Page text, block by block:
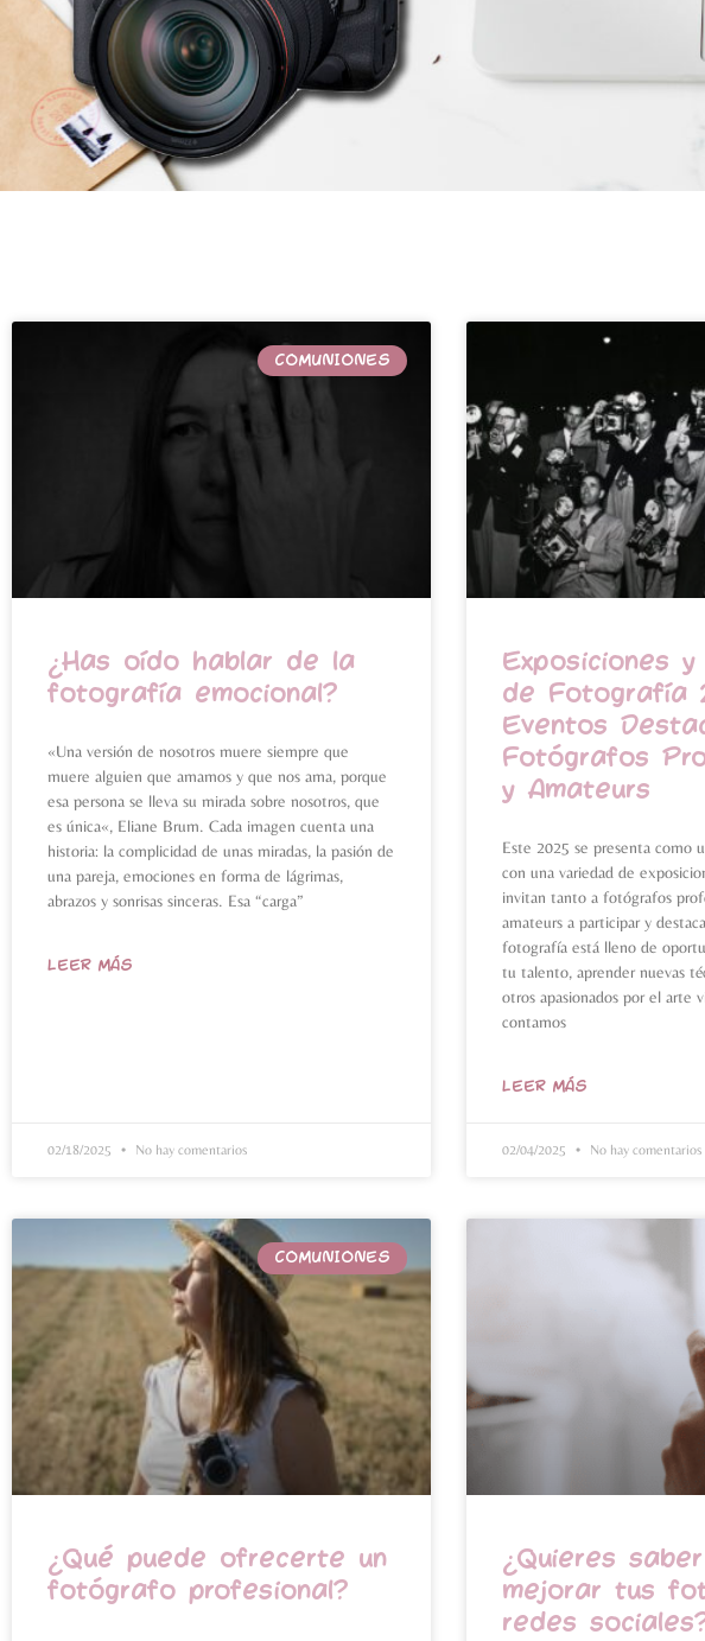
COMUNIONES
¿Has oído hablar de la
fotografía emocional?
«Una versión de nosotros muere siempre que
muere alguien que amamos y que nos ama, porque
esa persona se lleva su mirada sobre nosotros, que
es única«, Eliane Brum. Cada imagen cuenta una
historia: la complicidad de unas miradas, la pasión de
una pareja, emociones en forma de lágrimas,
abrazos y sonrisas sinceras. Esa “carga”
LEER MÁS
02/18/2025 No hay comentarios
Exposiciones y
de Fotografía
Eventos
Fotógrafos
y Amateurs
Este 2025 se presenta como
con una variedad de
invitan tanto a fotógrafos
amateurs a participar y
fotografía está lleno de
tu talento, aprender nuevas
otros apasionados por el arte
contamos
LEER MÁS
02/04/2025 No hay comentarios
COMUNIONES
¿Qué puede ofrecerte un
fotógrafo profesional?
¿Quieres
mejorar tus
redes